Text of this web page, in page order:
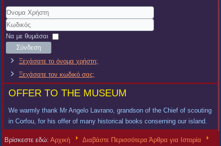
Όνομα
Χρήστη
Κωδικός
Να με θυμάσαι
Σύνδεση
Ξεχάσατε το όνομα χρήστη;
Ξεχάσατε τον κωδικό σας;
OFFER TO THE MUSEUM
We warmly thank Mr Angelo Lavrano, grandson of the Chief of scouting
in Corfou, for his offer of many historical books conserning our island.
Βρίσκεστε εδώ:Αρχική
Διαβάστε Περισσότερα Άρθρα για Ιστορία